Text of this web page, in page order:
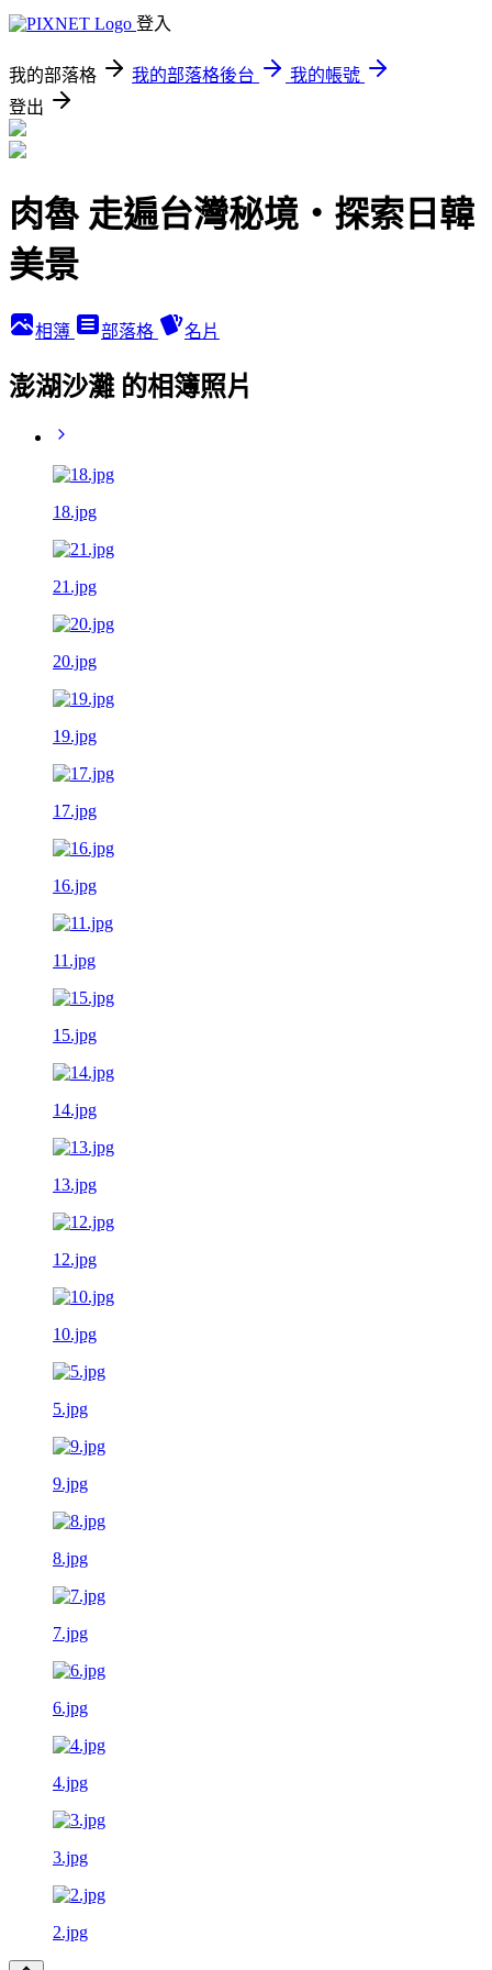
登入
我的部落格 我的部落格後台
我的帳號
登出
肉魯 走遍台灣秘境・探索日韓
美景
相簿 部落格 名片
澎湖沙灘 的相簿照片
18.jpg
21.jpg
20.jpg
19.jpg
17.jpg
16.jpg
11.jpg
15.jpg
14.jpg
13.jpg
12.jpg
10.jpg
5.jpg
9.jpg
8.jpg
7.jpg
6.jpg
4.jpg
3.jpg
2.jpg